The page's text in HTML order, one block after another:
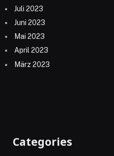
Juli 2023
Juni 2023
Mai 2023
April 2023
März 2023
Categories